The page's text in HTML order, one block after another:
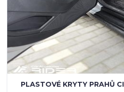
PLASTOVÉ KRYTY PRAHŮ